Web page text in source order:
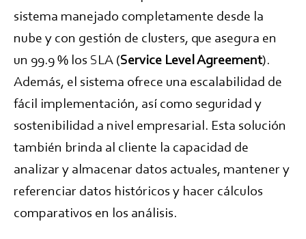
sistema manejado completamente desde la
nube y con gestión de clusters, que asegura en
un 99.9 % los SLA (Service Level Agreement).
Además, el sistema ofrece una escalabilidad de
fácil implementación, así como seguridad y
sostenibilidad a nivel empresarial. Esta solución
también brinda al cliente la capacidad de
analizar y almacenar datos actuales, mantener y
referenciar datos históricos y hacer cálculos
comparativos en los análisis.